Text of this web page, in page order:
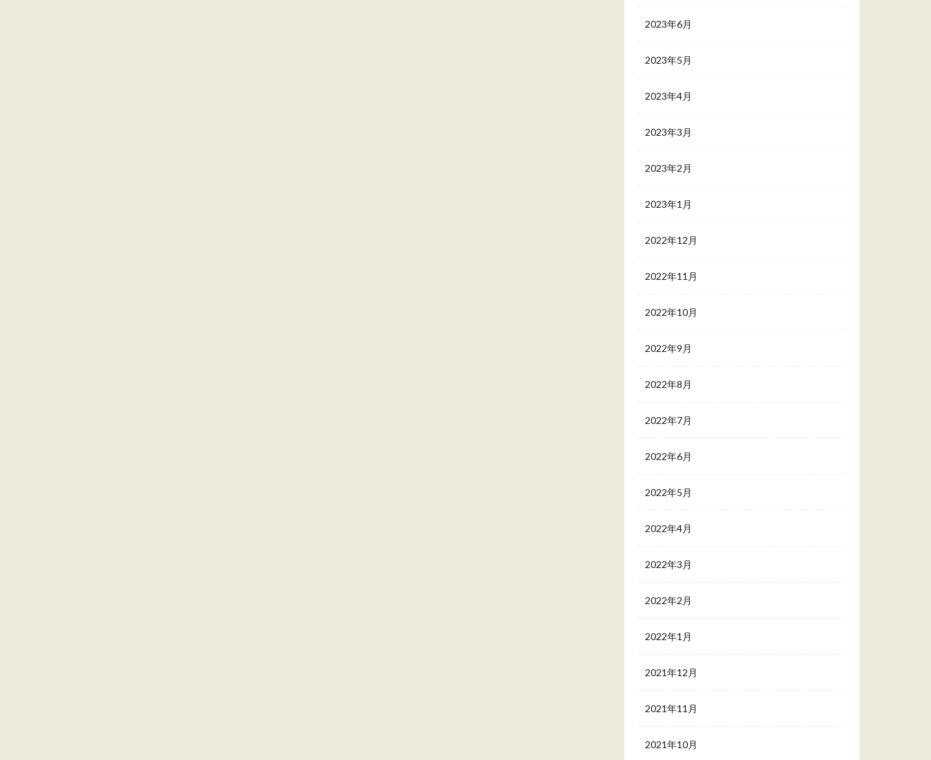
2023年6月
2023年5月
2023年4月
2023年3月
2023年2月
2023年1月
2022年12月
2022年11月
2022年10月
2022年9月
2022年8月
2022年7月
2022年6月
2022年5月
2022年4月
2022年3月
2022年2月
2022年1月
2021年12月
2021年11月
2021年10月